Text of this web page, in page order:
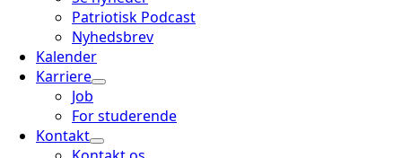
Patriotisk Podcast
Nyhedsbrev
Kalender
Karriere
Job
For studerende
Kontakt